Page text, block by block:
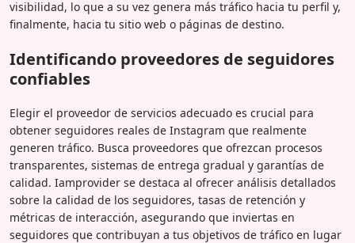
visibilidad, lo que a su vez genera más tráfico hacia tu perfil y,
finalmente, hacia tu sitio web o páginas de destino.
Identificando proveedores de seguidores
confiables
Elegir el proveedor de servicios adecuado es crucial para
obtener seguidores reales de Instagram que realmente
generen tráfico. Busca proveedores que ofrezcan procesos
transparentes, sistemas de entrega gradual y garantías de
calidad. Iamprovider se destaca al ofrecer análisis detallados
sobre la calidad de los seguidores, tasas de retención y
métricas de interacción, asegurando que inviertas en
seguidores que contribuyan a tus objetivos de tráfico en lugar